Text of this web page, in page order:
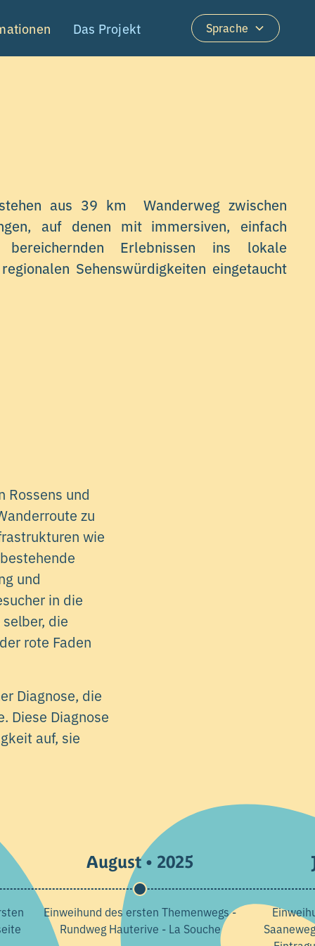
Das Projekt Sprache
aus 39 km Wanderweg zwischen
auf denen mit immersiven, einfach
bereichernden Erlebnissen ins lokale
Sehenswürdigkeiten eingetaucht
Rossens und
zu
wie
und
in die
die
rote Faden
Diagnose, die
Diese Diagnose
auf, sie
August • 2025
Einweihund des ersten Themenwegs -
Rundweg Hauterive - La Souche